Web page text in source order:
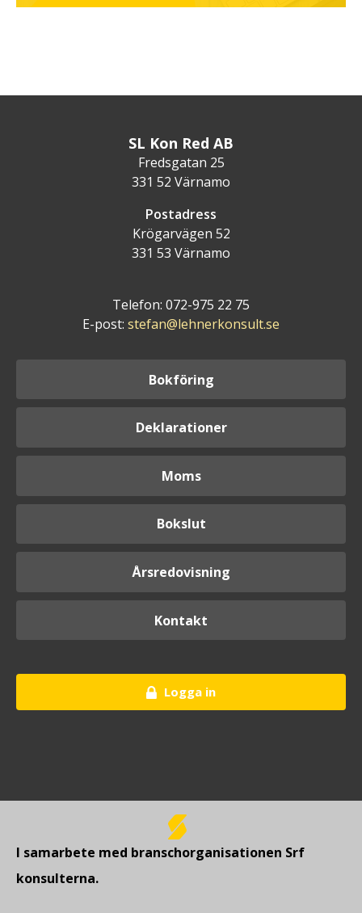
SL Kon Red AB
Fredsgatan 25
331 52 Värnamo
Postadress
Krögarvägen 52
331 53 Värnamo
Telefon: 072-975 22 75
E-post: stefan@lehnerkonsult.se
Bokföring
Deklarationer
Moms
Bokslut
Årsredovisning
Kontakt
Logga in
I samarbete med branschorganisationen Srf
konsulterna.